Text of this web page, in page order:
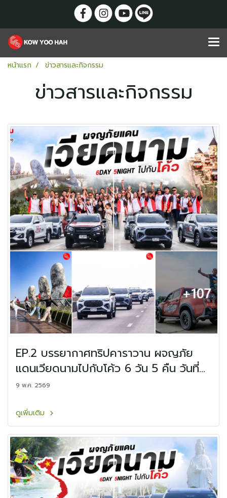
หน้าแรก ข่าวสารและกิจกรรม
ข่าวสารและกิจกรรม
EP.2 บรรยากาศทริปคาราวาน ผจญภัย
แดนเวียดนามไปกับโค้ว 6 วัน 5 คืน วันที่
19-24 เมษายน 2569
9 พ.ค. 2569
ดูเพิ่มเติม